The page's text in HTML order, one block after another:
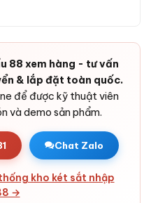
Bofa BJ-120LJ
các dòng chỉ 2-3 phương
Đặc trưng series Bojin.
88 xem hàng - tư vấn
& lắp đặt toàn quốc.
để được kỹ thuật viên
và demo sản phẩm.
Chat Zalo
kho két sắt nhập
→